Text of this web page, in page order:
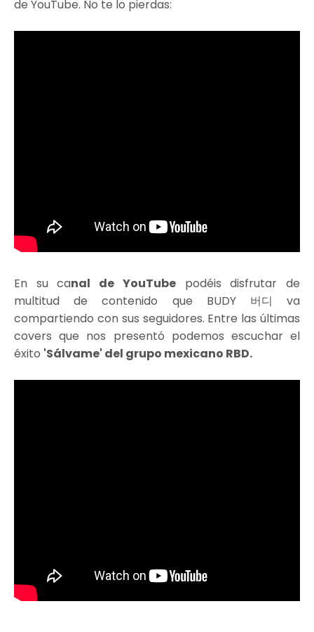
de YouTube. No te lo pierdas:
En su canal de YouTubepodéis disfrutar de
multitud de contenido que BUDY 버디 va
compartiendo con sus seguidores. Entre las últimas
covers que nos presentó podemos escuchar el
éxito 'Sálvame' del grupo mexicano RBD.